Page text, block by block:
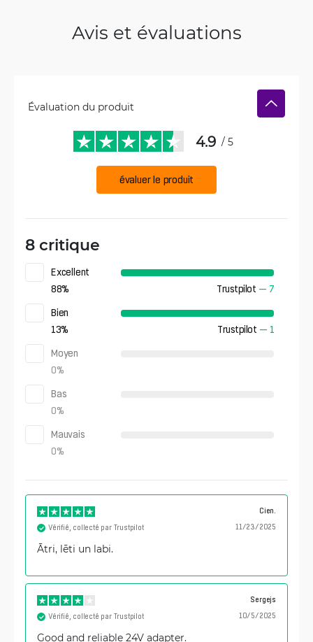
Avis et évaluations
Évaluation du produit
4.9 / 5
évaluer le produit
8 critique
Excellent
88% Trustpilot — 7
Bien
13% Trustpilot — 1
Moyen
0%
Bas
0%
Mauvais
0%
Cien.
11/23/2025
Vérifié, collecté par Trustpilot
Ātri, lēti un labi.
Sergejs
10/5/2025
Vérifié, collecté par Trustpilot
Good and reliable 24V adapter.